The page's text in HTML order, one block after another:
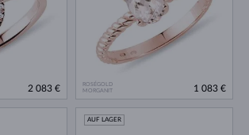
2 083 €
ROSÉGOLD
MORGANIT
1 083 €
AUF LAGER